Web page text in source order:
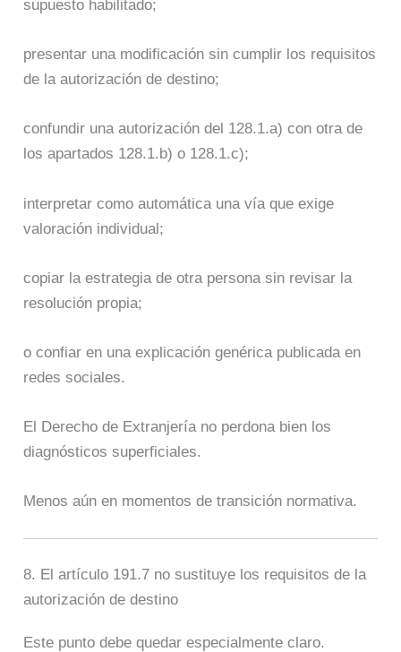
supuesto habilitado;
presentar una modificación sin cumplir los requisitos
de la autorización de destino;
confundir una autorización del 128.1.a) con otra de
los apartados 128.1.b) o 128.1.c);
interpretar como automática una vía que exige
valoración individual;
copiar la estrategia de otra persona sin revisar la
resolución propia;
o confiar en una explicación genérica publicada en
redes sociales.
El Derecho de Extranjería no perdona bien los
diagnósticos superficiales.
Menos aún en momentos de transición normativa.
8. El artículo 191.7 no sustituye los requisitos de la
autorización de destino
Este punto debe quedar especialmente claro.